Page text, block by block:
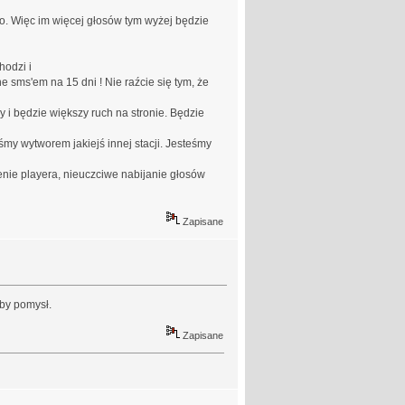
Więc im więcej głosów tym wyżej będzie
i
sms'em na 15 dni ! Nie raźcie się tym, że
i będzie większy ruch na stronie. Będzie
wytworem jakiejś innej stacji. Jesteśmy
playera, nieuczciwe nabijanie głosów
Zapisane
pomysł.
Zapisane